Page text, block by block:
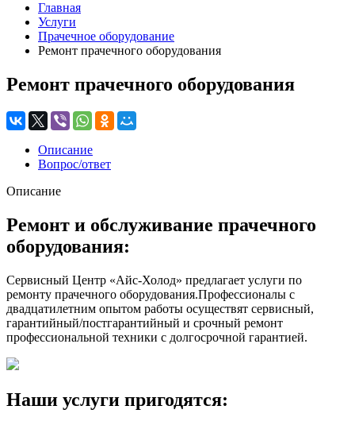
Главная
Услуги
Прачечное оборудование
Ремонт прачечного оборудования
Ремонт прачечного оборудования
Описание
Вопрос/ответ
Описание
Ремонт и обслуживание прачечного
оборудования:
Сервисный Центр «Айс-Холод» предлагает услуги по
ремонту прачечного оборудования.Профессионалы с
двадцатилетним опытом работы осуществят сервисный,
гарантийный/постгарантийный и срочный ремонт
профессиональной техники с долгосрочной гарантией.
Наши услуги пригодятся: